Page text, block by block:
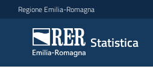
Vai al contenuto
Vai alla navigazione
Vai al footer
Regione Emilia-Romagna
Statistica
Statistica